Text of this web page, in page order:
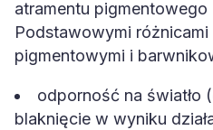
atramentu pigmentowego
Podstawowymi
pigmentowymi i
odporność na światło
blaknięcie w wyniku